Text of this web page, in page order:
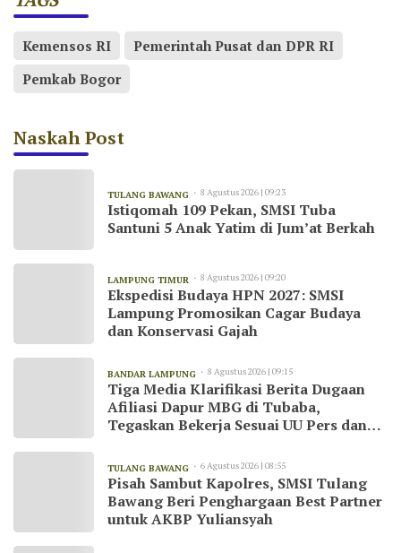
Kemensos RI
Pemerintah Pusat dan DPR RI
Pemkab Bogor
Naskah Post
TULANG BAWANG 8 Agustus 2026 | 09:23
Istiqomah 109 Pekan, SMSI Tuba
Santuni 5 Anak Yatim di Jum’at Berkah
LAMPUNG TIMUR 8 Agustus 2026 | 09:20
Ekspedisi Budaya HPN 2027: SMSI
Lampung Promosikan Cagar Budaya
dan Konservasi Gajah
BANDAR LAMPUNG 8 Agustus 2026 | 09:15
Tiga Media Klarifikasi Berita Dugaan
Afiliasi Dapur MBG di Tubaba,
Tegaskan Bekerja Sesuai UU Pers dan
TULANG BAWANG 6 Agustus 2026 | 08:55
Pisah Sambut Kapolres, SMSI Tulang
Bawang Beri Penghargaan Best Partner
untuk AKBP Yuliansyah